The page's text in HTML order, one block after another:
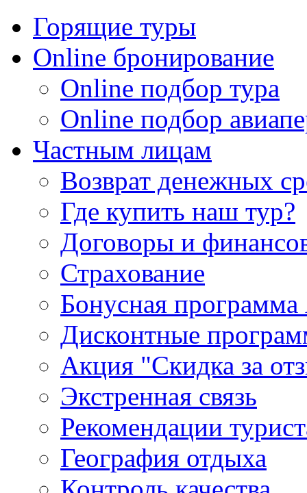
Горящие туры
Online бронирование
Online подбор тура
Online подбор
Частным лицам
Возврат денежных
Где купить наш тур?
Договоры и
Страхование
Бонусная
Дисконтные
Акция "Скидка за
Экстренная связь
Рекомендации
География отдыха